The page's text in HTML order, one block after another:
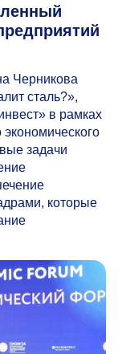
Черникова
сталь?»,
в рамках
задачи
которые